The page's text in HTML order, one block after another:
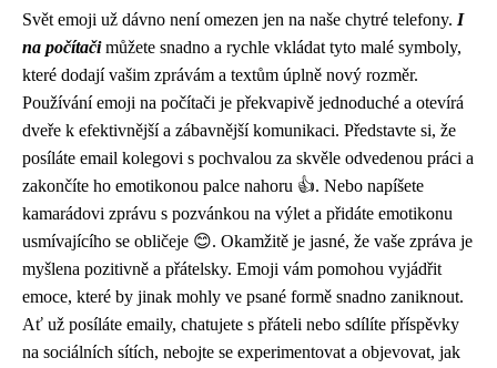
Svět emoji už dávno není omezen jen na naše chytré telefony. I
na počítačimůžete snadno a rychle vkládat tyto malé symboly,
které dodají vašim zprávám a textům úplně nový rozměr.
Používání emoji na počítači je překvapivě jednoduché a otevírá
dveře k efektivnější a zábavnější komunikaci. Představte si, že
posíláte email kolegovi s pochvalou za skvěle odvedenou práci a
zakončíte ho emotikonou palce nahoru 👍. Nebo napíšete
kamarádovi zprávu s pozvánkou na výlet a přidáte emotikonu
usmívajícího se obličeje 😊. Okamžitě je jasné, že vaše zpráva je
myšlena pozitivně a přátelsky. Emoji vám pomohou vyjádřit
emoce, které by jinak mohly ve psané formě snadno zaniknout.
Ať už posíláte emaily, chatujete s přáteli nebo sdílíte příspěvky
na sociálních sítích, nebojte se experimentovat a objevovat, jak